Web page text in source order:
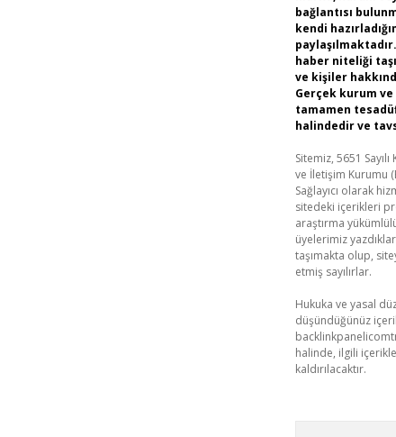
bağlantısı
kendi
haber niteliği
ve kişiler
Gerçek kurum
tamamen
halindedir ve
Sitemiz, 5651
ve İletişim Kurumu
Sağlayıcı olarak
sitedeki içerikleri
araştırma
üyelerimiz
taşımakta olup,
etmiş sayılırlar.
Hukuka ve yasal
düşündüğünüz
halinde, ilgili
kaldırılacaktır.